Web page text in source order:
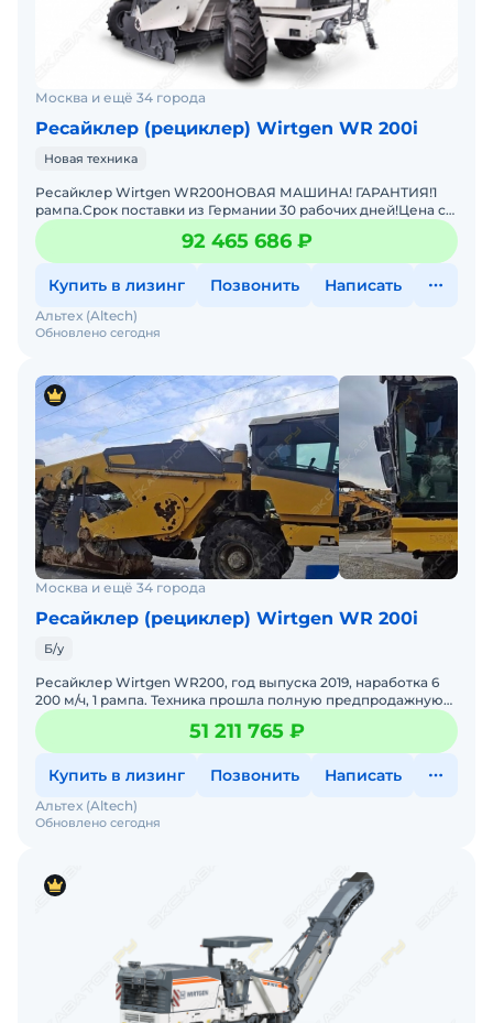
Москва и ещё 34 города
Ресайклер (рециклер) Wirtgen WR 200i
Новая техника
Ресайклер Wirtgen WR200НОВАЯ МАШИНА! ГАРАНТИЯ!1
рампа.Срок поставки из Германии 30 рабочих дней!Цена с
НДС. Возможна продажа в лизинг. Бесплатное обучение. К
92 465 686 ₽
Купить в лизинг Позвонить Написать
Обновлено сегодня
Альтех (Altech)
Москва и ещё 34 города
Ресайклер (рециклер) Wirtgen WR 200i
Б/у
Ресайклер Wirtgen WR200, год выпуска 2019, наработка 6
200 м/ч, 1 рампа. Техника прошла полную предпродажную
подготовку на заводе-изготовителе.ГАРАНТИЯ!Ср
51 211 765 ₽
Купить в лизинг Позвонить Написать
Обновлено сегодня
Альтех (Altech)